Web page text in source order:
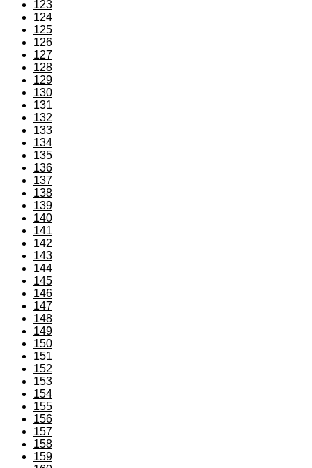
123
124
125
126
127
128
129
130
131
132
133
134
135
136
137
138
139
140
141
142
143
144
145
146
147
148
149
150
151
152
153
154
155
156
157
158
159